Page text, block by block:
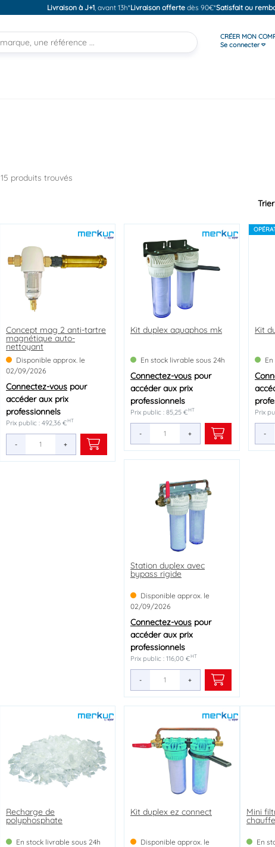
Livraison à J+1 , avant 13h*Livraison offerte dès 90€*Satisfait ou
CRÉER MON
Se connecter
15 produits trouvés
Concept mag 2 anti-tartre
magnétique auto-
nettoyant
Disponible approx. le
02/09/2026
Connectez-vous pour
accéder aux prix
professionnels
Prix public : 492,36 €HT
- +
Kit duplex aquaphos mk
En stock livrable sous 24h
Connectez-vous pour
accéder aux prix
professionnels
Prix public : 85,25 €HT
- +
Kit
Prix
-
Station duplex avec
bypass rigide
Disponible approx. le
02/09/2026
Connectez-vous pour
accéder aux prix
professionnels
Prix public : 116,00 €HT
- +
Recharge de
polyphosphate
En stock livrable sous 24h
Kit duplex ez connect
Disponible approx. le
Mini
En